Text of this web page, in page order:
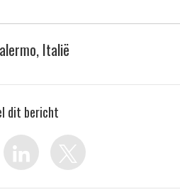
Italië
dit bericht